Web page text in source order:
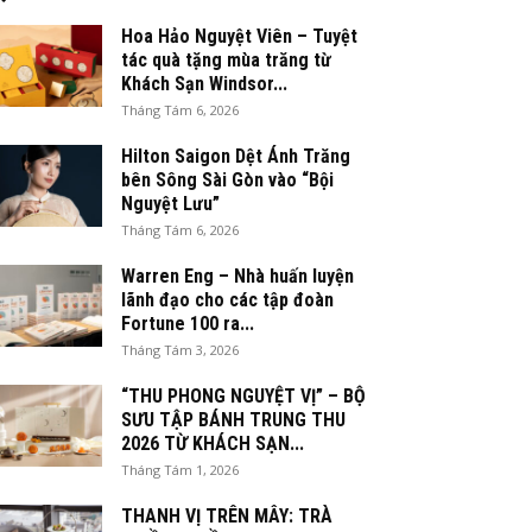
Hoa Hảo Nguyệt Viên – Tuyệt
tác quà tặng mùa trăng từ
Khách Sạn Windsor...
Tháng Tám 6, 2026
Hilton Saigon Dệt Ánh Trăng
bên Sông Sài Gòn vào “Bội
Nguyệt Lưu”
Tháng Tám 6, 2026
Warren Eng – Nhà huấn luyện
lãnh đạo cho các tập đoàn
Fortune 100 ra...
Tháng Tám 3, 2026
“THU PHONG NGUYỆT VỊ” – BỘ
SƯU TẬP BÁNH TRUNG THU
2026 TỪ KHÁCH SẠN...
Tháng Tám 1, 2026
THANH VỊ TRÊN MÂY: TRÀ